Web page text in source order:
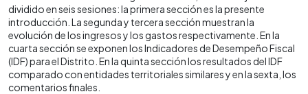
dividido en seis sesiones: la primera sección es la presente
introducción. La segunda y tercera sección muestran la
evolución de los ingresos y los gastos respectivamente. En la
cuarta sección se exponen los Indicadores de Desempeño Fiscal
(IDF) para el Distrito. En la quinta sección los resultados del IDF
comparado con entidades territoriales similares y en la sexta, los
comentarios finales.